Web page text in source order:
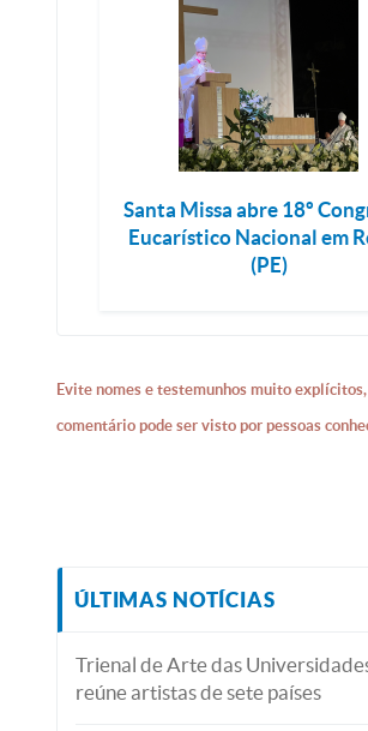
Santa Missa abre 18º
Eucarístico Nacional em
(PE)
Evite nomes e testemunhos muito
comentário pode ser visto por pessoas
ÚLTIMAS NOTÍCIAS
Trienal de Arte das
reúne artistas de sete países